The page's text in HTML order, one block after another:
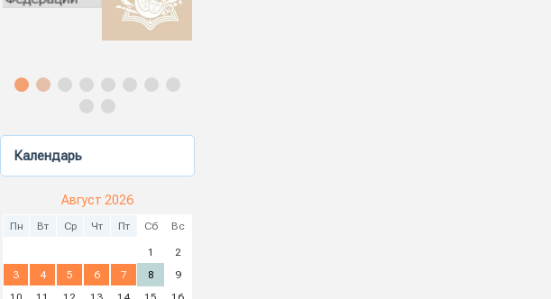
Календарь
Август 2026
Пн Вт Ср Чт Пт Сб Вс
1
2
3
4 5 6 7 8
9